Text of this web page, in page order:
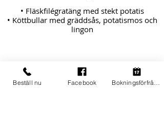
• Fläskfilégratäng med stekt potatis
• Köttbullar med gräddsås, potatismos och
lingon
Fredag 7/8
• Oxrullader med potatisgratäng
Beställ nu Facebook